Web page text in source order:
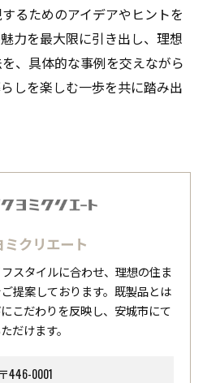
るためのアイデアやヒントを
力を最大限に引き出し、理想
、具体的な事例を交えながら
しを楽しむ一歩を共に踏み出
ミクリエート
スタイルに合わせ、理想の住ま
提案しております。既製品とは
こだわりを反映し、安城市にて
だけます。
〒446-0001